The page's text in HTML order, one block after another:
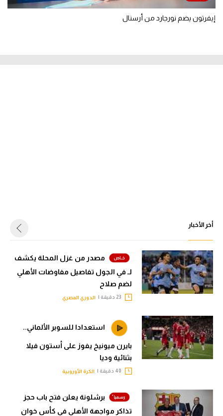
إيفرتون يضم نورجارد من أرسنال
أخر الأخبار
مصدر من غزل المحلة يكشف
لـ في الجول تفاصيل مفاوضات الأهلي
لضم صلاح
الدوري المصري
استعدادا للسوبر الألماني..
بايرن ميونيخ يفوز على أستون فيلا
بثنائية وديا
الكرة الأوروبية
برشلونة يعلن فتح باب حجز
تذاكر مواجهة الأهلي في كأس خوان